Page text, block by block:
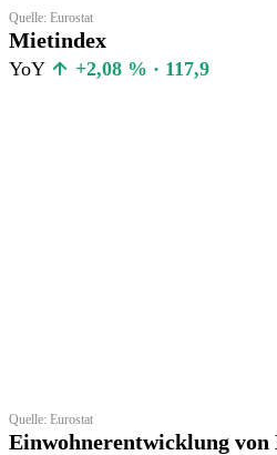
Quelle: Eurostat
Mietindex
YoY +2,08 % · 117,9
Quelle: Eurostat
Einwohnerentwicklung von